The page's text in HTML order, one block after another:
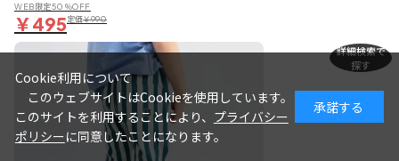
WEB限定50％OFF
￥495定価￥990
詳細検索で
探す
Cookie利用について
このウェブサイトはCookieを使用しています。
このサイトを利用することにより、 プライバシー
ポリシーに同意したことになります。
承諾する